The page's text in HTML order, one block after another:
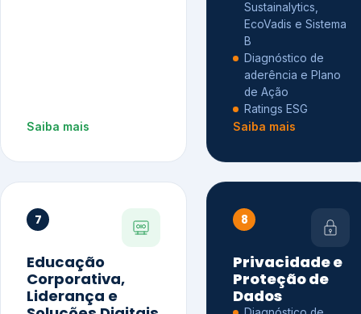
Saiba mais
Sustainalytics,
EcoVadis e Sistema
B
Diagnóstico de
aderência e Plano
de Ação
Ratings ESG
Saiba mais
7
Educação
Corporativa,
Liderança e
8
Privacidade e
Proteção de
Dados